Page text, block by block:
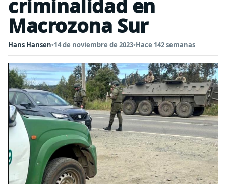
criminalidad en
Macrozona Sur
Hans Hansen•14 de noviembre de 2023•Hace 142 semanas